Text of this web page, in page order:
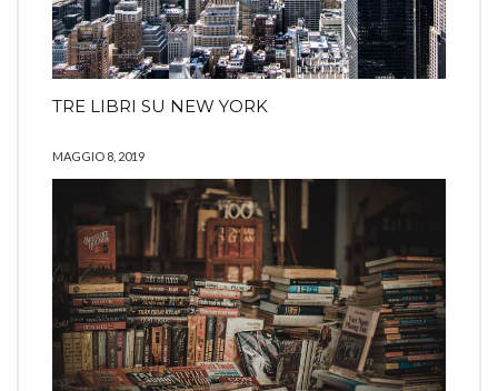
TRE LIBRI SU NEW YORK
MAGGIO 8, 2019